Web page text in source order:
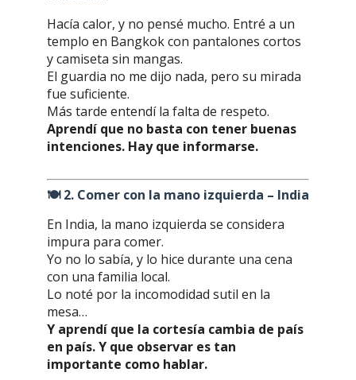
Hacía calor, y no pensé mucho. Entré a un
templo en Bangkok con pantalones cortos
y camiseta sin mangas.
El guardia no me dijo nada, pero su mirada
fue suficiente.
Más tarde entendí la falta de respeto.
Aprendí que no basta con tener buenas
intenciones. Hay que informarse.
🍽️2. Comer con la mano izquierda – India
En India, la mano izquierda se considera
impura para comer.
Yo no lo sabía, y lo hice durante una cena
con una familia local.
Lo noté por la incomodidad sutil en la
mesa…
Y aprendí que la cortesía cambia de país
en país. Y que observar es tan
importante como hablar.